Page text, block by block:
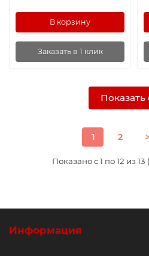
В корзину
Заказать в 1 клик
1 2
Показано с 1 по 12 из
Информация